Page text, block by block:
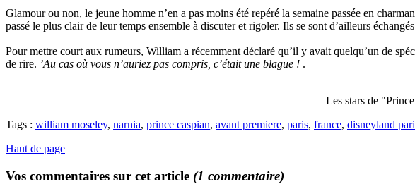
Glamour ou non, le jeune homme n’en a pas moins été repéré la semaine passée en
passé le plus clair de leur temps ensemble à discuter et rigoler. Ils se sont d’ailleurs
Pour mettre court aux rumeurs, William a récemment déclaré qu’il y avait quelqu’un de
de rire. ’Au cas où vous n’auriez pas compris, c’était une blague ! .
Les stars de
Tags : william moseley, narnia, prince caspian, avant premiere, paris, france, disneyland
Haut de page
Vos commentaires sur cet article (1 commentaire)